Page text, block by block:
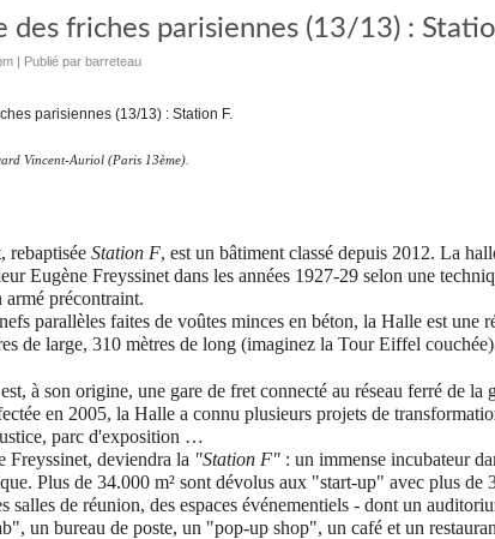
des friches parisiennes (13/13) :
| Publié par barreteau
Vincent-Auriol (Paris 13ème).
rebaptisée Station F, est un bâtiment classé depuis 2012. La
Eugène Freyssinet dans les années 1927-29 selon une
précontraint.
parallèles faites de voûtes minces en béton, la Halle est une
de large, 310 mètres de long (imaginez la Tour Eiffel
à son origine, une gare de fret connecté au réseau ferré de la
en 2005, la Halle a connu plusieurs projets de
parc d'exposition …
Freyssinet, deviendra la "Station F" : un immense incubateur
Plus de 34.000 m² sont dévolus aux "start-up" avec plus de
salles de réunion, des espaces événementiels - dont un
un bureau de poste, un "pop-up shop", un café et un